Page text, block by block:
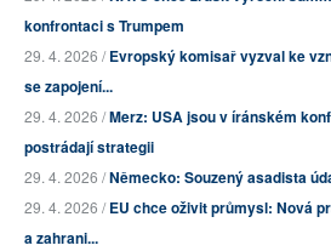
konfrontaci s Trumpem
29. 4. 2026 /Evropský komisař vyzval ke
se zapojení...
29. 4. 2026 /Merz: USA jsou v íránském
postrádají strategii
29. 4. 2026 /Německo: Souzený asadista
29. 4. 2026 /EU chce oživit průmysl: Nová
a zahrani...